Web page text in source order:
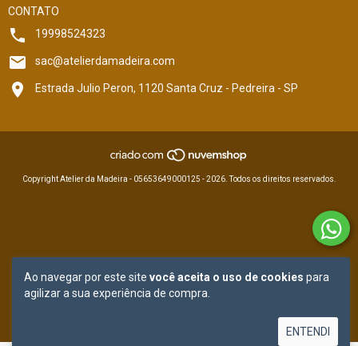
Ao navegar por este site você aceita o uso de cookies para
agilizar a sua experiência de compra.
ENTENDI
CONTATO
19998524323
sac@atelierdamadeira.com
Estrada Julio Peron, 1120 Santa Cruz - Pedreira - SP
Copyright Atelier da Madeira - 05653649000125 - 2026. Todos os direitos reservados.